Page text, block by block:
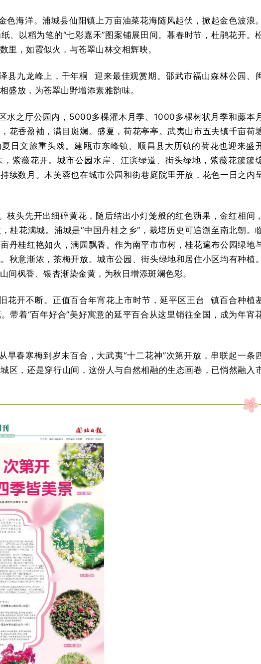
色海洋。浦城县仙阳镇上万亩油菜花海随风起伏，掀起金色波浪。
、以稻为笔的“七彩嘉禾”图案铺展田间。暮春时节，杜鹃花开。
里，如霞似火，与苍翠山林交相辉映。
县九龙峰上， 千年桐
迎来最佳观赏期。邵武市福山森林公园、
盛放，为苍翠山野增添素雅韵味。
水之厅公园内，5000多棵灌木月季、1000多棵树状月季和藤本月
花香盈袖，满目斑斓。盛夏，荷花亭亭。武夷山市五夫镇千亩荷
日文旅重头戏。建瓯市东峰镇、顺昌县大历镇的荷花也迎来盛
紫薇花开。城市公园水岸、江滨绿道、街头绿地，紫薇花簇簇
续数月。木芙蓉也在城市公园和街巷庭院里开放，花色一日之内
枝头先开出细碎黄花，随后结出小灯笼般的红色蒴果，金红相间，
桂花满城。浦城是“中国丹桂之乡”，栽培历史可追溯至南北朝。
丹桂红艳如火，满园飘香。作为南平市市树，桂花遍布公园绿地
秋意渐浓，茶梅开放。城市公园、街头绿地和居住小区均有种植。
间枫香、银杏渐染金黄，为秋日增添斑斓色彩。
花开不断。正值百合年宵花上市时节， 延平区王台
镇百合种植
带着“百年好合”美好寓意的延平百合从这里销往全国，成为年宵
早春寒梅到岁末百合，大武夷“十二花神”次第开放，串联起一条
区，还是穿行山间，这份人与自然相融的生态画卷，已悄然融入